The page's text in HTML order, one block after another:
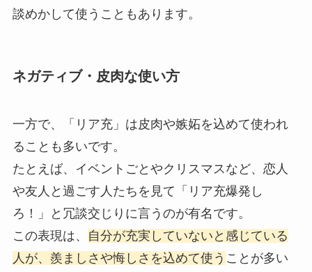
談めかして使うこともあります。
ネガティブ・皮肉な使い方
一方で、「リア充」は皮肉や嫉妬を込めて使われ
ることも多いです。
たとえば、イベントごとやクリスマスなど、恋人
や友人と過ごす人たちを見て「リア充爆発し
ろ！」と冗談交じりに言うのが有名です。
この表現は、
自分が充実していないと感じている
人が、羨ましさや悔しさを込めて使う ことが多い